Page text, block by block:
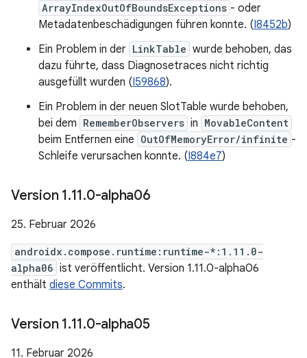
ArrayIndexOutOfBoundsExceptions - oder
Metadatenbeschädigungen führen konnte. (I8452b)
Ein Problem in der LinkTable wurde behoben, das
dazu führte, dass Diagnosetraces nicht richtig
ausgefüllt wurden (I59868).
Ein Problem in der neuen SlotTable wurde behoben,
bei dem RememberObservers in MovableContent
beim Entfernen eine OutOfMemoryError/infinite -
Schleife verursachen konnte. (I884e7)
Version 1.11.0-alpha06
25. Februar 2026
androidx.compose.runtime:runtime-*:1.11.0-
alpha06 ist veröffentlicht. Version 1.11.0-alpha06
enthält diese Commits.
Version 1.11.0-alpha05
11. Februar 2026